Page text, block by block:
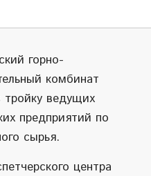
горно-
комбинат
тройку ведущих
предприятий по
сырья.
центра